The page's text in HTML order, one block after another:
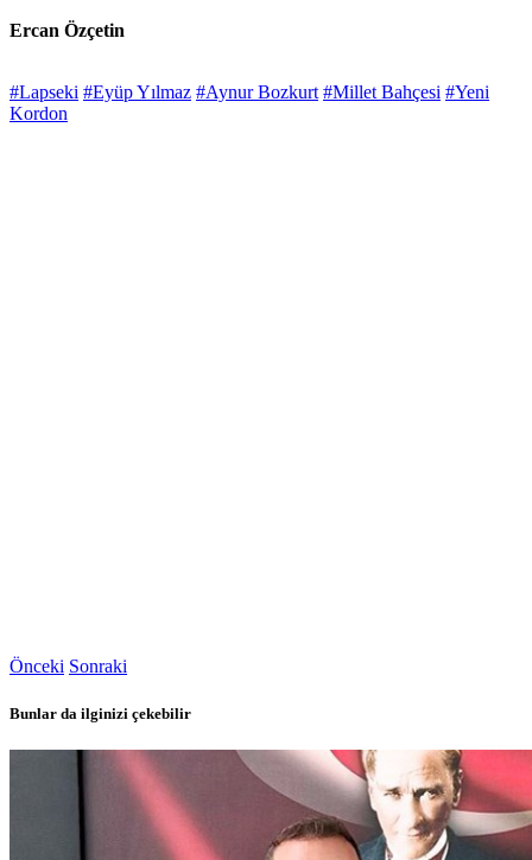
Ercan Özçetin
#Lapseki #Eyüp Yılmaz #Aynur Bozkurt #Millet Bahçesi #Yeni
Kordon
Önceki Sonraki
Bunlar da ilginizi çekebilir